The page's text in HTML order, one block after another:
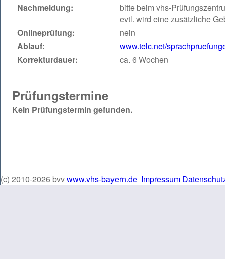
Nachmeldung:
bitte beim vhs-
evtl. wird eine zusätzliche
Onlineprüfung:
nein
Ablauf:
www.telc.net/
Korrekturdauer:
ca. 6 Wochen
Prüfungstermine
Kein Prüfungstermin gefunden.
(c) 2010-2026 bvvwww.vhs-bayern.de Impressum